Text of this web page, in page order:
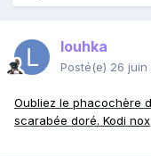
louhka
Posté(e) 26 juin
Oubliez le phacochère
scarabée doré. Kodi nox